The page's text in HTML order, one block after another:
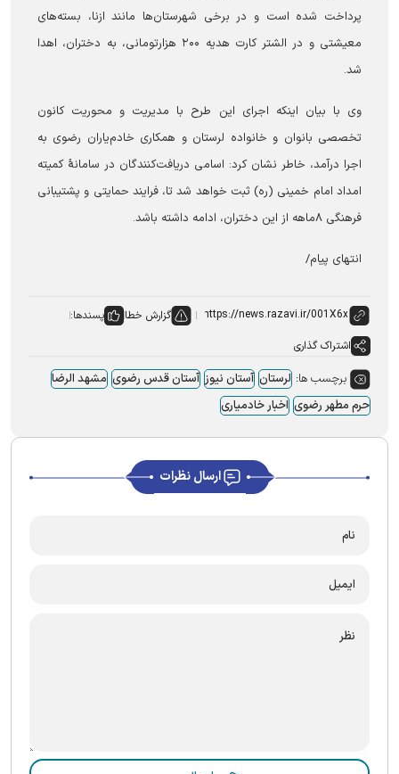
پرداخت شده است و در برخی شهرستان‌ها مانند ازنا، بسته‌های
معیشتی و در الشتر کارت هدیه ۲۰۰ هزارتومانی، به دختران، اهدا
شد.
وی با بیان اینکه اجرای این طرح با مدیریت و محوریت کانون
تخصصی بانوان و خانواده لرستان و همکاری خادم‌یاران رضوی به
اجرا درآمد، خاطر نشان کرد: اسامی دریافت‌کنندگان در سامانهٔ کمیته
امداد امام خمینی (ره) ثبت خواهد شد تا، فرایند حمایتی و پشتیبانی
فرهنگی ۸ماهه از این دختران، ادامه داشته باشد.
انتهای پیام/
گزارش خطا
پسندها:
اشتراک گذاری
برچسب ها: لرستان آستان نیوز آستان قدس رضوی مشهد الرضا
حرم مطهر رضوی اخبار خادمیاری
ارسال نظرات